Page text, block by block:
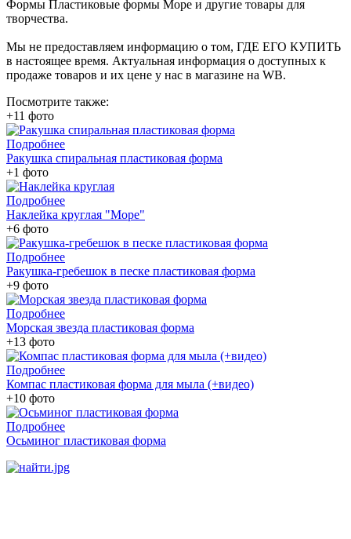
Формы Пластиковые формы Море и другие товары для
творчества.
Мы не предоставляем информацию о том, ГДЕ ЕГО КУПИТЬ
в настоящее время. Актуальная информация о доступных к
продаже товаров и их цене у нас в магазине на WB.
Посмотрите также:
+11 фото
Подробнее
Ракушка спиральная пластиковая форма
+1 фото
Подробнее
Наклейка круглая "Море"
+6 фото
Подробнее
Ракушка-гребешок в песке пластиковая форма
+9 фото
Подробнее
Морская звезда пластиковая форма
+13 фото
Подробнее
Компас пластиковая форма для мыла (+видео)
+10 фото
Подробнее
Осьминог пластиковая форма